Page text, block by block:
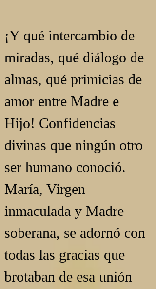
¡Y qué intercambio de
miradas, qué diálogo de
almas, qué primicias de
amor entre Madre e
Hijo! Confidencias
divinas que ningún otro
ser humano conoció.
María, Virgen
inmaculada y Madre
soberana, se adornó con
todas las gracias que
brotaban de esa unión